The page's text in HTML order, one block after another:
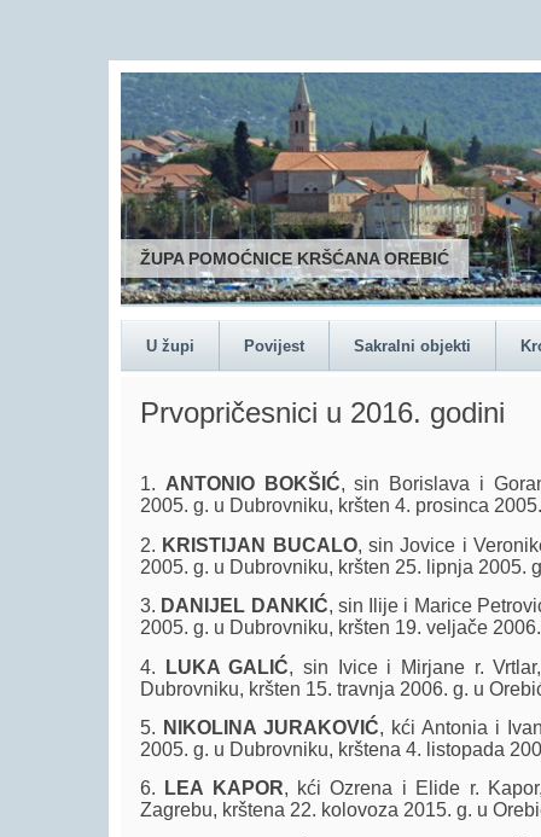
U župi Povijest Sakralni objekti
Prvopričesnici u 2016. godini
1. ANTONIO BOKŠIĆ, sin Borislava i
2005. g. u Dubrovniku, kršten 4. prosinca
2. KRISTIJAN BUCALO, sin Jovice i
2005. g. u Dubrovniku, kršten 25. lipnja 2005.
3. DANIJEL DANKIĆ, sin Ilije i Marice
2005. g. u Dubrovniku, kršten 19. veljače
4.
LUKA GALIĆ, sin Ivice i Mirjane r.
Dubrovniku, kršten 15. travnja 2006. g. u
5. NIKOLINA JURAKOVIĆ, kći Antonia i
2005. g. u Dubrovniku, krštena 4. listopada
6.
LEA KAPOR, kći Ozrena i Elide r.
Zagrebu, krštena 22. kolovoza 2015. g. u